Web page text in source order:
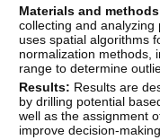
Materials and
collecting and analyzing
uses spatial algorithms
normalization methods,
range to determine
Results: Results are
by drilling potential
well as the assignment
improve decision-